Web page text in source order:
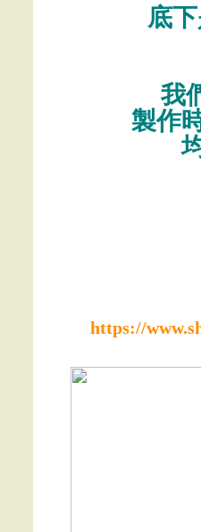
底
我
製作
https://